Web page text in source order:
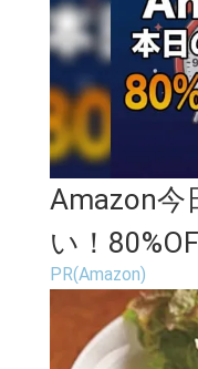
Amazon今
い！
場
PR(Amazon)